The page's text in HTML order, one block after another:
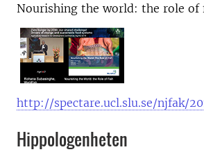
Nourishing the world: the role of
http://spectare.ucl.slu.se/njfak/
Hippologenheten